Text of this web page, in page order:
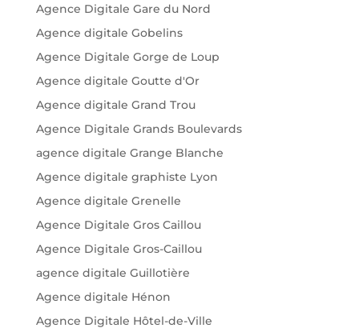
Agence Digitale Gare du Nord
Agence digitale Gobelins
Agence Digitale Gorge de Loup
Agence digitale Goutte d'Or
Agence digitale Grand Trou
Agence Digitale Grands Boulevards
agence digitale Grange Blanche
Agence digitale graphiste Lyon
Agence digitale Grenelle
Agence Digitale Gros Caillou
Agence Digitale Gros-Caillou
agence digitale Guillotière
Agence digitale Hénon
Agence Digitale Hôtel-de-Ville